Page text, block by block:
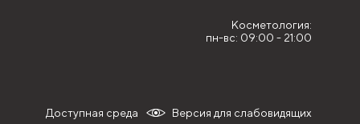
Косметология:
пн-вс: 09:00 - 21:00
Версия для слабовидящих
Доступная среда